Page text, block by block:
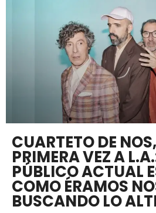
CUARTETO DE
PRIMERA VEZ A
PÚBLICO ACTUAL
COMO ÉRAMOS
BUSCANDO LO